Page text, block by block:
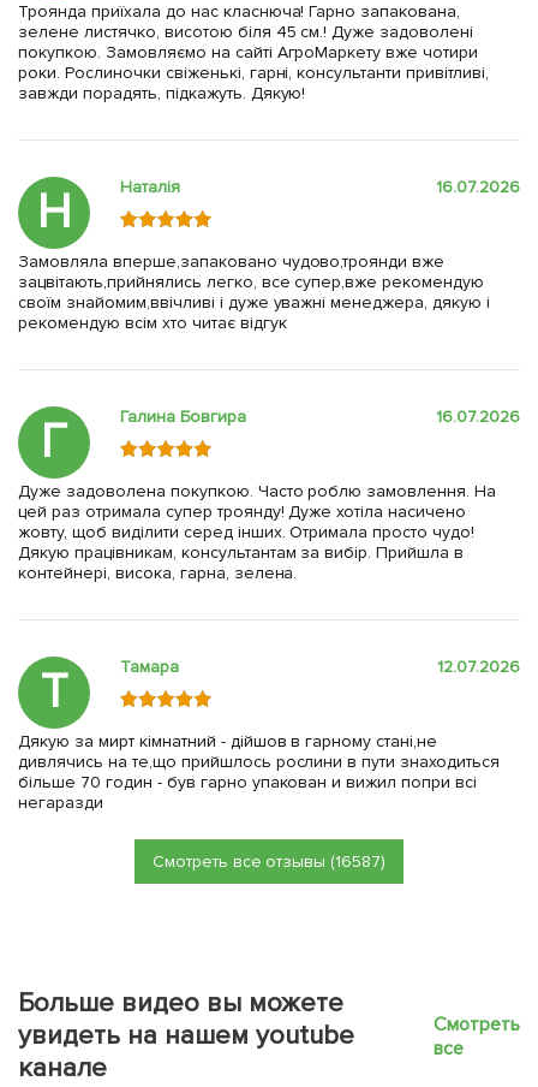
Троянда приїхала до нас класнюча! Гарно запакована,
зелене листячко, висотою біля 45 см.! Дуже задоволені
покупкою. Замовляємо на сайті АгроМаркету вже чотири
роки. Рослиночки свіженькі, гарні, консультанти привітливі,
завжди порадять, підкажуть. Дякую!
Н Наталія 16.07.2026
Замовляла вперше,запаковано чудово,троянди вже
зацвітають,прийнялись легко, все супер,вже рекомендую
своїм знайомим,ввічливі і дуже уважні менеджера, дякую і
рекомендую всім хто читає відгук
Г Галина Бовгира 16.07.2026
Дуже задоволена покупкою. Часто роблю замовлення. На
цей раз отримала супер троянду! Дуже хотіла насичено
жовту, щоб виділити серед інших. Отримала просто чудо!
Дякую працівникам, консультантам за вибір. Прийшла в
контейнері, висока, гарна, зелена.
Т Тамара 12.07.2026
Дякую за мирт кімнатний - дійшов в гарному стані,не
дивлячись на те,що прийшлось рослини в пути знаходиться
більше 70 годин - був гарно упакован и вижил попри всі
негаразди
Смотреть все отзывы (16587)
Больше видео вы можете
увидеть на нашем youtube
канале
Смотреть
все